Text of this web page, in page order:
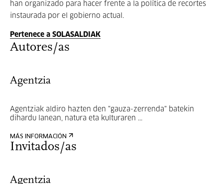
han organizado para hacer frente a la política de recortes
instaurada por el gobierno actual.
Pertenece a SOLASALDIAK
Autores/as
Agentzia
Agentziak aldiro hazten den "gauza-zerrenda" batekin
dihardu lanean, natura eta kulturaren ...
MÁS INFORMACIÓN
Invitados/as
Agentzia